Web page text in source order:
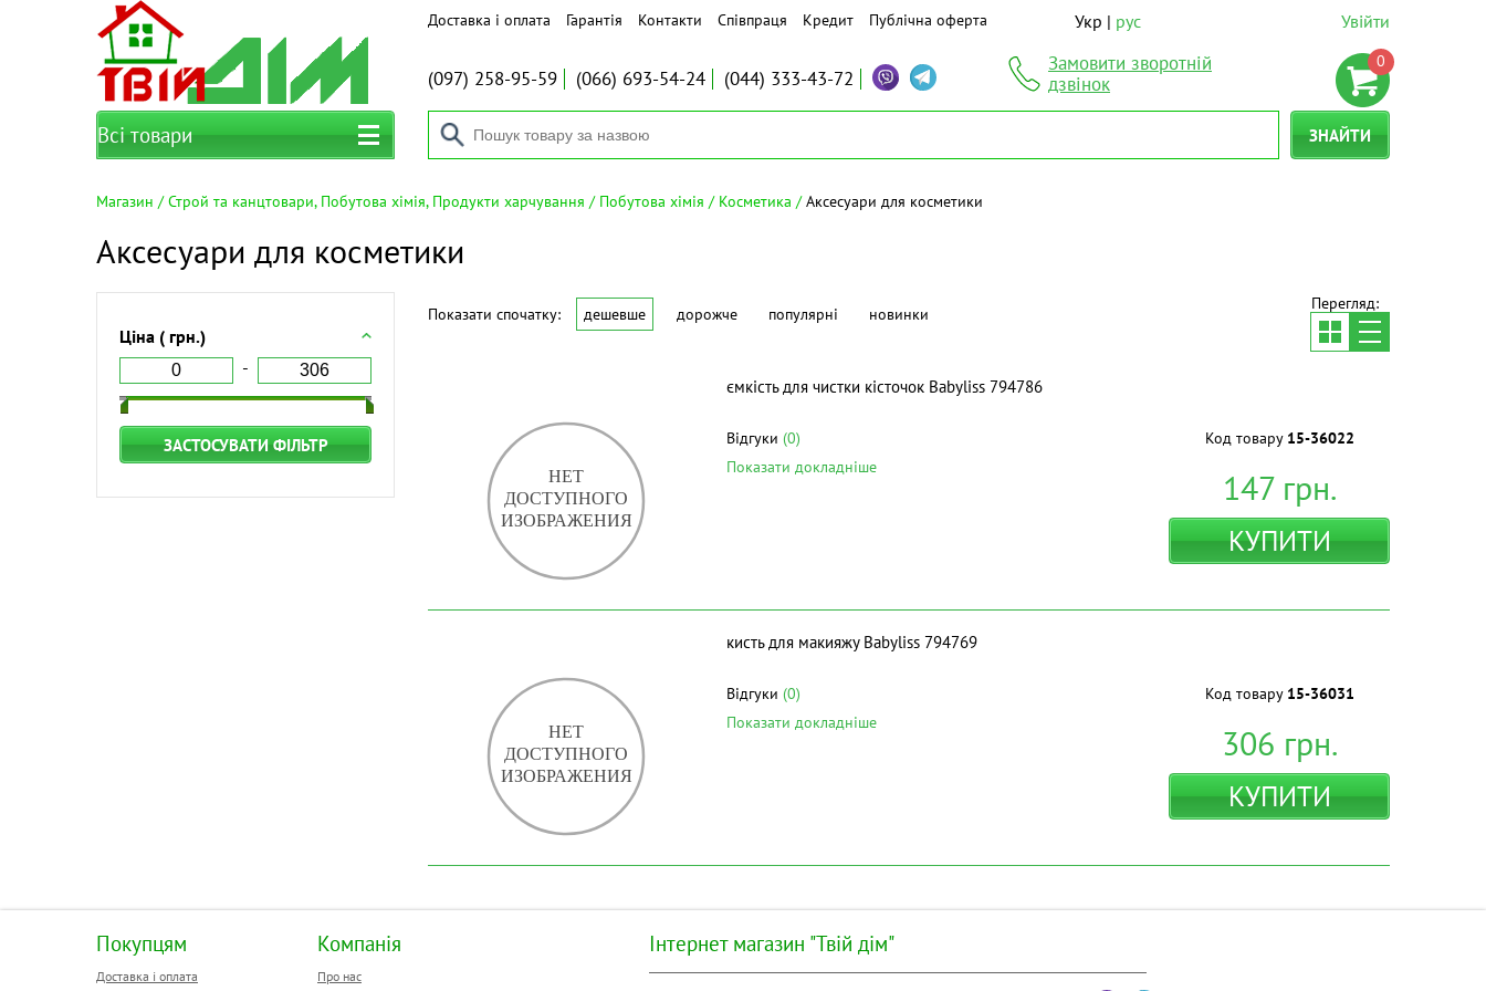
Доставка і оплата Гарантія Контакти Співпраця Кредит Публічна оферта Укр рус Увійти
(097) 258-95-59 (066) 693-54-24 (044) 333-43-72
Замовити зворотній
дзвінок
0
Всі товари ЗНАЙТИ
Магазин Строй та канцтовари, Побутова хімія, Продукти харчування Побутова хімія Косметика Аксесуари для косметики
Аксесуари для косметики
Ціна ( грн.)
ЗАСТОСУВАТИ ФІЛЬТР
Показати спочатку: дешевше дорожче популярні новинки
Перегляд:
ємкість для чистки кісточок Babyliss 794786
Відгуки (0)
Показати докладніше
Код товару 15-36022
147грн.
КУПИТИ
кисть для макияжу Babyliss 794769
Відгуки (0)
Показати докладніше
Код товару 15-36031
306 грн.
КУПИТИ
Покупцям
Доставка і оплата
Компанія
Про нас
Інтернет магазин "Твій дім"